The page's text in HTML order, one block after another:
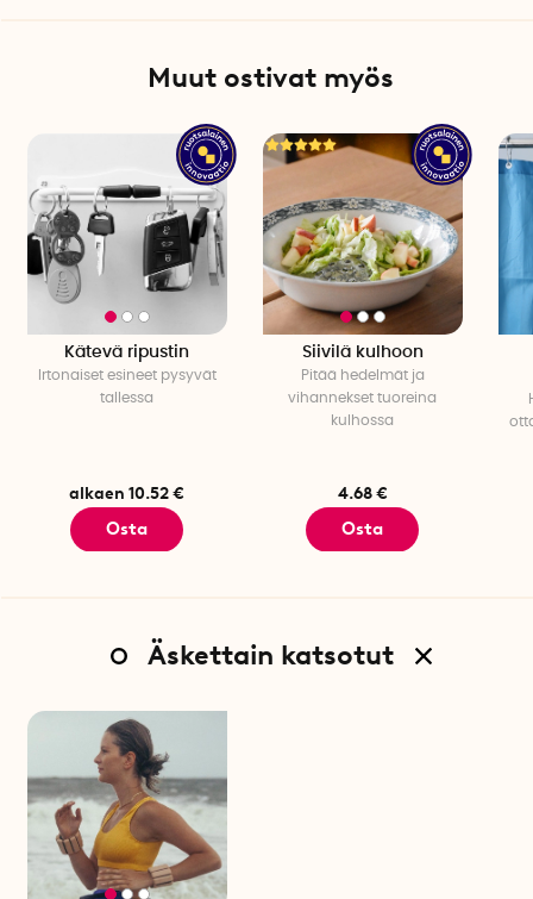
Muut ostivat myös
Kätevä ripustin
Irtonaiset esineet pysyvät
tallessa
alkaen 10.52 €
Osta
Siivilä kulhoon
Pitää hedelmät ja
vihannekset tuoreina
kulhossa
4.68 €
Osta
Äskettain katsotut